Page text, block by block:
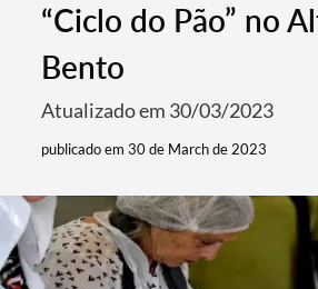
“Ciclo do Pão” no
Bento
Atualizado em 30/03/2023
publicado em 30 de March de 2023